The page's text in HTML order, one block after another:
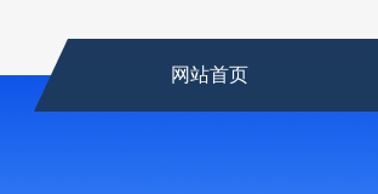
网站首页